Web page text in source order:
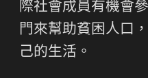
際社會成員有機會
門來幫助貧困人口
己的生活。